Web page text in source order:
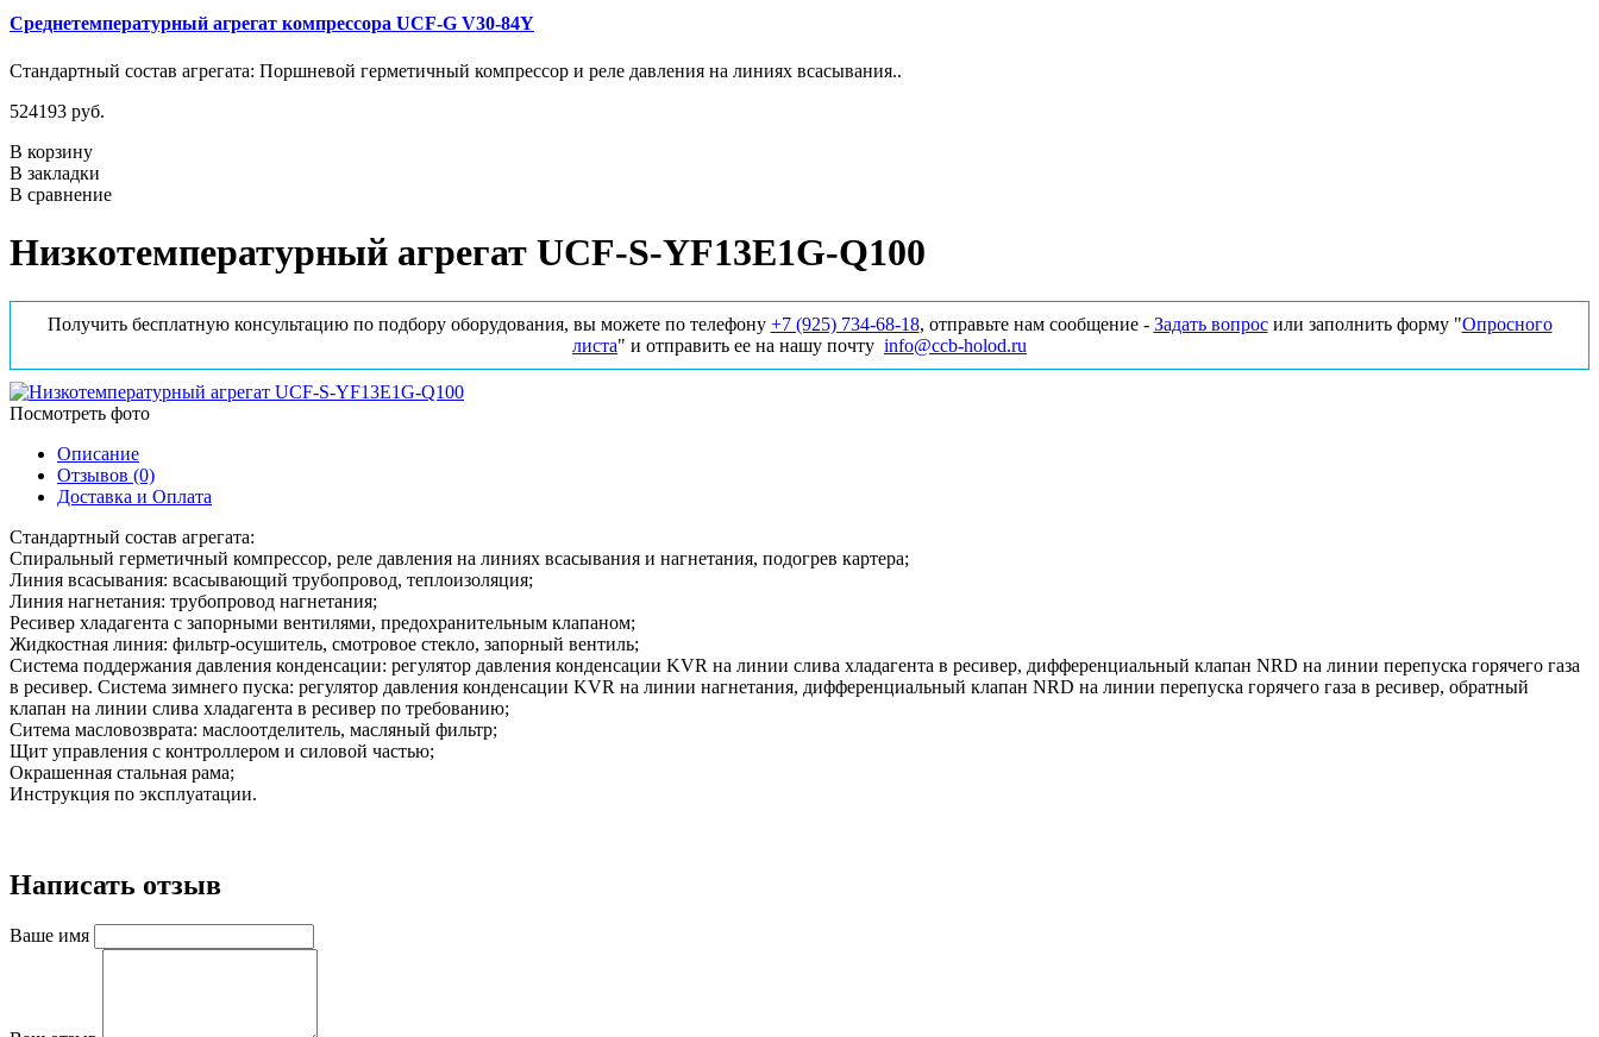
Среднетемпературный агрегат компрессора UCF-G V30-84Y
Стандартный состав агрегата: Поршневой герметичный компрессор и реле давления на линиях всасывания..
524193 руб.
В корзину
В закладки
В сравнение
Низкотемпературный агрегат UCF-S-YF13E1G-Q100
Получить бесплатную консультацию по подбору оборудования, вы можете по телефону +7 (925) 734‑68‑18, отправьте нам сообщение - Задать вопросили заполнить форму "Опросного
листа" и отправить ее на нашу почту info@ccb-holod.ru
Посмотреть фото
Описание
Отзывов (0)
Доставка и Оплата
Стандартный состав агрегата:
Спиральный герметичный компрессор, реле давления на линиях всасывания и нагнетания, подогрев картера;
Линия всасывания: всасывающий трубопровод, теплоизоляция;
Линия нагнетания: трубопровод нагнетания;
Ресивер хладагента с запорными вентилями, предохранительным клапаном;
Жидкостная линия: фильтр-осушитель, смотровое стекло, запорный вентиль;
Система поддержания давления конденсации: регулятор давления конденсации KVR на линии слива хладагента в ресивер, дифференциальный клапан NRD на линии перепуска горячего газа
в ресивер. Система зимнего пуска: регулятор давления конденсации KVR на линии нагнетания, дифференциальный клапан NRD на линии перепуска горячего газа в ресивер, обратный
клапан на линии слива хладагента в ресивер по требованию;
Ситема масловозврата: маслоотделитель, масляный фильтр;
Щит управления с контроллером и силовой частью;
Окрашенная стальная рама;
Инструкция по эксплуатации.
Написать отзыв
Ваше имя